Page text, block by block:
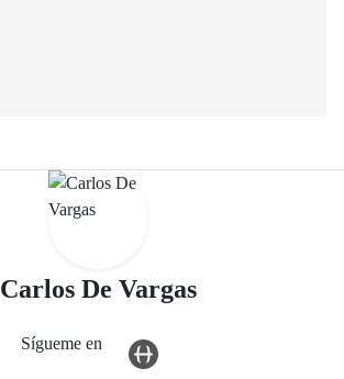
Carlos De Vargas- Periódico
Sígueme en user_url Icon